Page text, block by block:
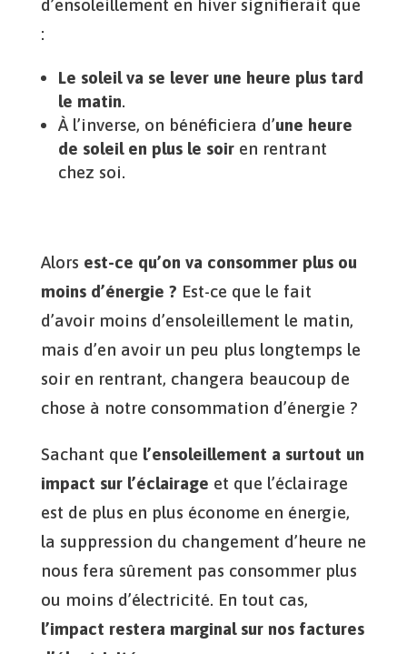
d’ensoleillement en hiver signifierait que
:
Le soleil va se lever une heure plus tard
le matin.
À l’inverse, on bénéficiera d’une heure
de soleil en plus le soiren rentrant
chez soi.
Alors est-ce qu’on va consommer plus ou
moins d’énergie ? Est-ce que le fait
d’avoir moins d’ensoleillement le matin,
mais d’en avoir un peu plus longtemps le
soir en rentrant, changera beaucoup de
chose à notre consommation d’énergie ?
Sachant que l’ensoleillement a surtout un
impact sur l’éclairage et que l’éclairage
est de plus en plus économe en énergie,
la suppression du changement d’heure ne
nous fera sûrement pas consommer plus
ou moins d’électricité. En tout cas,
l’impact restera marginal sur nos factures